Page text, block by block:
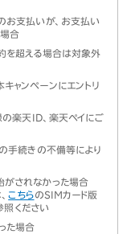
お支払いが、お支払い
合
を超える場合は対象外
ャンペーンにエントリ
楽天ID、楽天ペイにご
手続きの不備等により
されなかった場合
こちらのSIMカード版
照ください
た場合